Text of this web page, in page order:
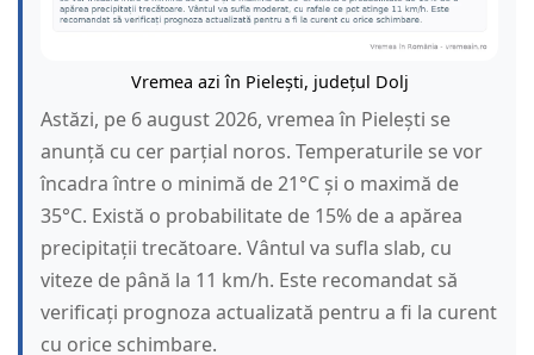
Vremea azi în Pielești, județul Dolj
Astăzi, pe 6 august 2026, vremea în Pielești se
anunță cu cer parțial noros. Temperaturile se vor
încadra între o minimă de 21°C și o maximă de
35°C. Există o probabilitate de 15% de a apărea
precipitații trecătoare. Vântul va sufla slab, cu
viteze de până la 11 km/h. Este recomandat să
verificați prognoza actualizată pentru a fi la curent
cu orice schimbare.